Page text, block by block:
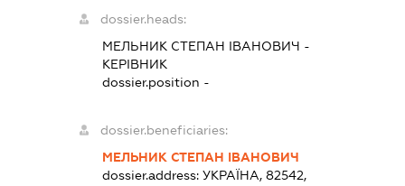
dossier.heads:
МЕЛЬНИК СТЕПАН ІВАНОВИЧ -
КЕРІВНИК
dossier.position -
dossier.beneficiaries:
МЕЛЬНИК СТЕПАН ІВАНОВИЧ
dossier.address:УКРАЇНА, 82542,